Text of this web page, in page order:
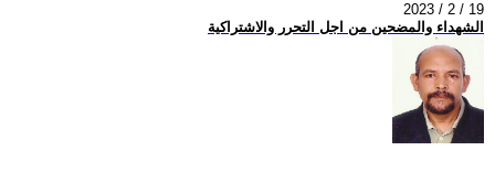
2023 / 2 / 19
الشهداء والمضحين من اجل التحرر والاشتراكية